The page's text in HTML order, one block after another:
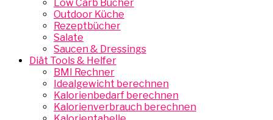
Low Carb Bücher
Outdoor Küche
Rezeptbücher
Salate
Saucen & Dressings
Diät Tools & Helfer
BMI Rechner
Idealgewicht berechnen
Kalorienbedarf berechnen
Kalorienverbrauch berechnen